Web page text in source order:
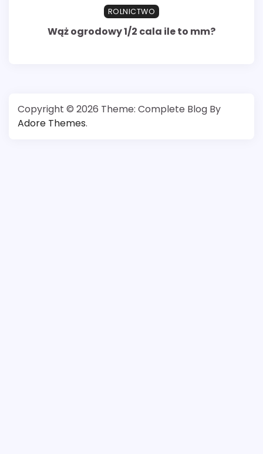
ROLNICTWO
Wąż ogrodowy 1/2 cala ile to mm?
Copyright © 2026 Theme: Complete Blog By
Adore Themes.